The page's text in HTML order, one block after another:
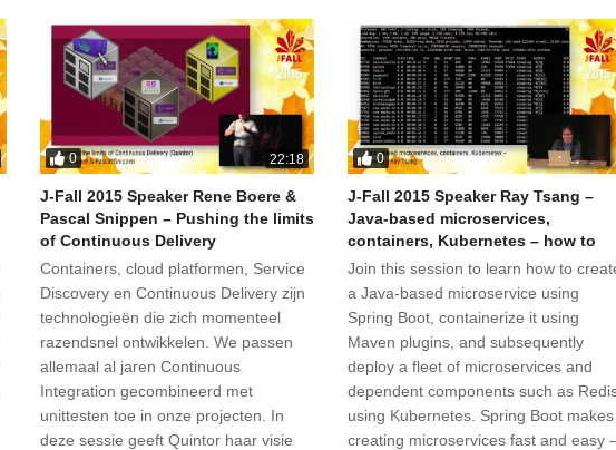
0 22:18
J-Fall 2015 Speaker Rene Boere &
Pascal Snippen – Pushing the limits
of Continuous Delivery
Containers, cloud platformen, Service
Discovery en Continuous Delivery zijn
technologieën die zich momenteel
razendsnel ontwikkelen. We passen
allemaal al jaren Continuous
Integration gecombineerd met
unittesten toe in onze projecten. In
deze sessie geeft Quintor haar visie
0
J-Fall 2015 Speaker Ray Tsang –
Java-based microservices,
containers, Kubernetes – how to
Join this session to learn how to
a Java-based microservice using
Spring Boot, containerize it using
Maven plugins, and subsequently
deploy a fleet of microservices and
dependent components such as
using Kubernetes. Spring Boot makes
creating microservices fast and easy